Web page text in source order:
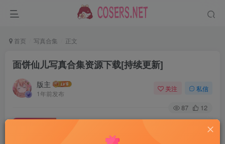
首页 写真合集 正文
面饼仙儿写真合集资源下载[持续更新]
版主
1年前发布
关注 私信
87 12
面饼仙儿写真合集资源下载[持续更新]
付费资源